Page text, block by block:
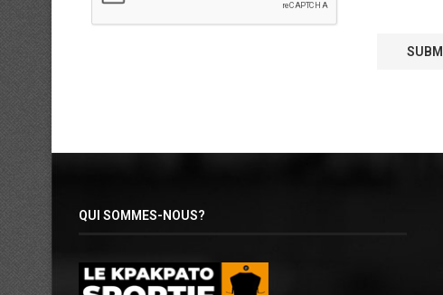
QUI SOMMES-NOUS?